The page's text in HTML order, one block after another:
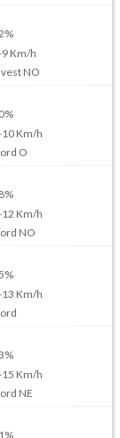
%
9Km/h
NO
%
10Km/h
O
%
12 Km/h
NO
%
13 Km/h
%
15 Km/h
NE
%